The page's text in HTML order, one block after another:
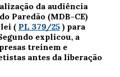
da audiência
Paredão (MDB-CE)
( PL 379/25 ) para
explicou, a
treinem e
antes da liberação